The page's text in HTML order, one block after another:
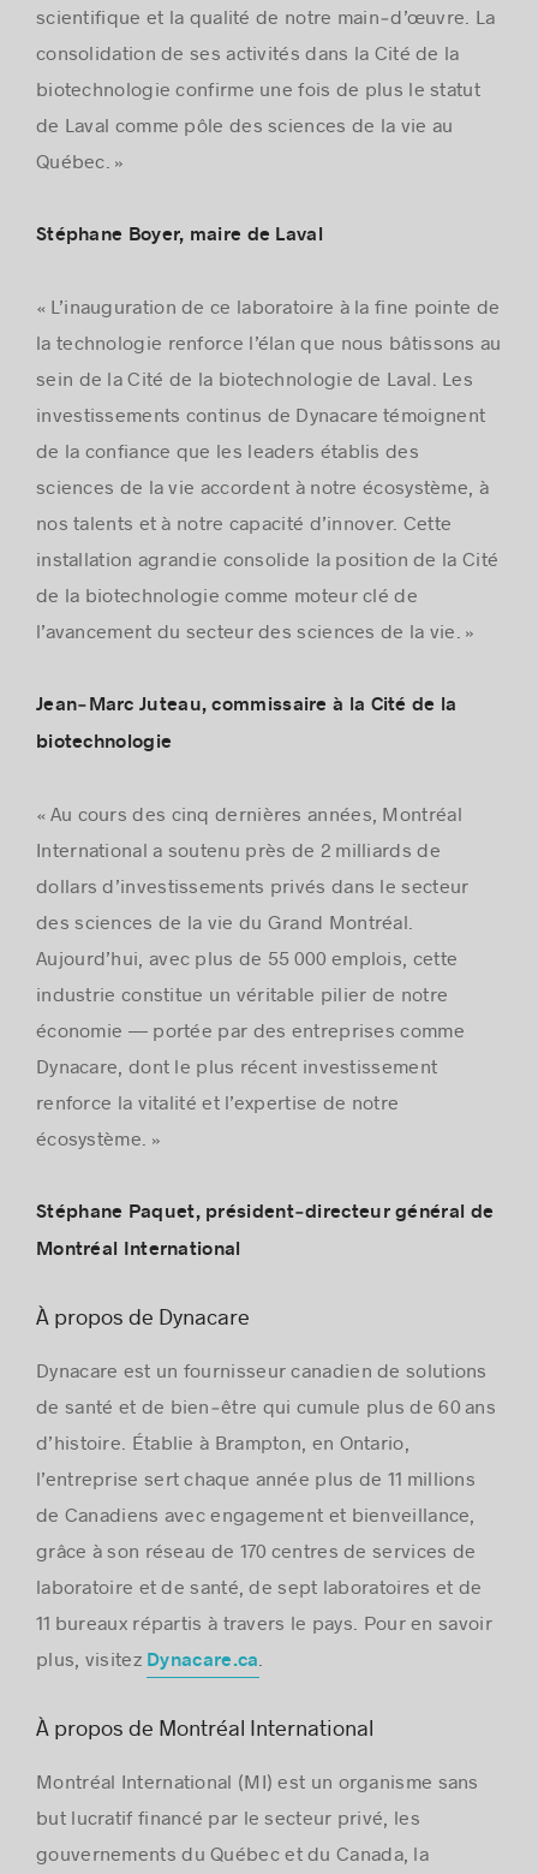
scientifique et la qualité de notre main‑d’œuvre. La
consolidation de ses activités dans la Cité de la
biotechnologie confirme une fois de plus le statut
de Laval comme pôle des sciences de la vie au
Québec. »
Stéphane Boyer, maire de Laval
« L’inauguration de ce laboratoire à la fine pointe de
la technologie renforce l’élan que nous bâtissons au
sein de la Cité de la biotechnologie de Laval. Les
investissements continus de Dynacare témoignent
de la confiance que les leaders établis des
sciences de la vie accordent à notre écosystème, à
nos talents et à notre capacité d’innover. Cette
installation agrandie consolide la position de la Cité
de la biotechnologie comme moteur clé de
l’avancement du secteur des sciences de la vie. »
Jean‑Marc Juteau, commissaire à la Cité de la
biotechnologie
« Au cours des cinq dernières années, Montréal
International a soutenu près de 2 milliards de
dollars d’investissements privés dans le secteur
des sciences de la vie du Grand Montréal.
Aujourd’hui, avec plus de 55 000 emplois, cette
industrie constitue un véritable pilier de notre
économie — portée par des entreprises comme
Dynacare, dont le plus récent investissement
renforce la vitalité et l’expertise de notre
écosystème. »
Stéphane Paquet, président‑directeur général de
Montréal International
À propos de Dynacare
Dynacare est un fournisseur canadien de solutions
de santé et de bien‑être qui cumule plus de 60 ans
d’histoire. Établie à Brampton, en Ontario,
l’entreprise sert chaque année plus de 11 millions
de Canadiens avec engagement et bienveillance,
grâce à son réseau de 170 centres de services de
laboratoire et de santé, de sept laboratoires et de
11 bureaux répartis à travers le pays. Pour en savoir
plus, visitez Dynacare.ca
À propos de Montréal International
Montréal International (MI) est un organisme sans
but lucratif financé par le secteur privé, les
gouvernements du Québec et du Canada, la